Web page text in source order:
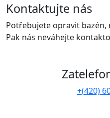
Kontaktujte nás
Potřebujete opravit
Pak nás neváhejte
+(420)